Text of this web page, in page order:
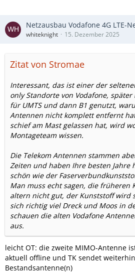
Netzausbau Vodafone 4G LTE-
whiteknight 15. Dezember 2025
Zitat von Stromae
Interessant, das ist einer der
only Standorte von Vodafone,
für UMTS und dann B1 genutzt,
Antennen nicht komplett entfernt
schief am Mast gelassen hat, wird
Montageteam wissen.
Die Telekom Antennen stammen
Zeiten und haben Ihre besten Jahre
schön wie der
Man muss echt sagen, die früheren
altern nicht gut, der Kunststoff wird
sich richtig viel Dreck und Moos in
schauen die alten Vodafone
aus.
leicht OT: die zweite MIMO-Antenne
aktuell offline und TK sendet
Bestandsantenne(n)